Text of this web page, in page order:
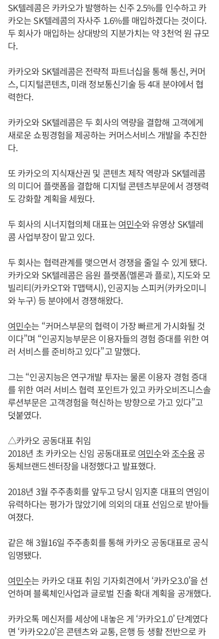
SK텔레콤은 카카오가 발행하는 신주 2.5%를 인수하고 카
카오는 SK텔레콤의 자사주 1.6%를 매입하겠다는 것이다.
두 회사가 매입하는 상대방의 지분가치는 약 3천억 원 규모
다.
카카오와 SK텔레콤은 전략적 파트너십을 통해 통신, 커머
스, 디지털콘텐츠, 미래 정보통신기술 등 4대 분야에서 협
력한다.
카카오와 SK텔레콤은 두 회사의 역량을 결합해 고객에게
새로운 쇼핑경험을 제공하는 커머스서비스 개발을 추진한
다.
또 카카오의 지식재산권 및 콘텐츠 제작 역량과 SK텔레콤
의 미디어 플랫폼을 결합해 디지털 콘텐츠부문에서 경쟁력
도 강화할 계획을 세웠다.
두 회사의 시너지협의체 대표는여민수와 유영상 SK텔레
콤 사업부장이 맡고 있다.
두 회사는 협력관계를 맺으면서 경쟁을 줄일 수 있게 됐다.
카카오와 SK텔레콤은 음원 플랫폼(멜론과 플로), 지도와 모
빌리티(카카오T와 T맵택시), 인공지능 스피커(카카오미니
와 누구) 등 분야에서 경쟁해왔다.
여민수는 “커머스부문의 협력이 가장 빠르게 가시화될 것
이다”며 “인공지능부문은 이용자들의 경험 증대를 위한 여
러 서비스를 준비하고 있다”고 말했다.
그는 “인공지능은 연구개발 투자는 물론 이용자 경험 증대
를 위한 여러 서비스 협력 포인트가 있고 카카오비즈니스솔
루션부문은 고객경험을 혁신하는 방향으로 가고 있다”고
덧붙였다.
△카카오 공동대표 취임
2018년 초 카카오는 신임 공동대표로여민수와조수용공
동체브랜드센터장을 내정했다고 발표했다.
2018년 3월 주주총회를 앞두고 당시 임지훈 대표의 연임이
유력하다는 평가가 많았기에 의외의 대표 선임으로 받아들
여졌다.
같은 해 3월16일 주주총회를 통해 카카오 공동대표로 공식
임명됐다.
여민수는 카카오 대표 취임 기자회견에서 ‘카카오3.0’을 선
언하며 블록체인사업과 글로벌 진출 확대 계획을 공개했다.
카카오톡 메신저를 세상에 내놓은 게 ‘카카오1.0’ 단계였다
면 ‘카카오2.0’은 콘텐츠와 교통, 은행 등 생활 전반으로 카